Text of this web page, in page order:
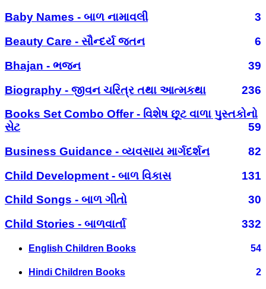
Baby Names - બાળ નામાવલી
3
Beauty Care - સૌન્દર્ય જતન
6
Bhajan - ભજન
39
Biography - જીવન ચરિત્ર તથા આત્મકથા
236
Books Set Combo Offer - વિશેષ છૂટ વાળા પુસ્તકોનો
સેટ
59
Business Guidance - વ્યવસાય માર્ગદર્શન
82
Child Development - બાળ વિકાસ
131
Child Songs - બાળ ગીતો
30
Child Stories - બાળવાર્તા
332
English Children Books 54
Hindi Children Books 2